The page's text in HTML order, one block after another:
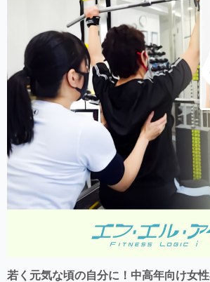
若く元気な頃の自分に！中高年向け女